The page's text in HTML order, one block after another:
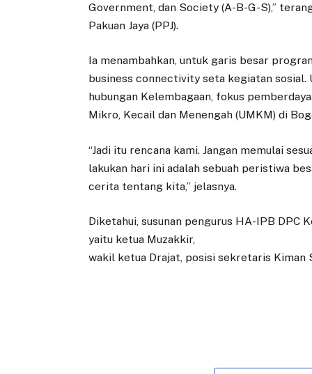
Government, dan Society (A-B-G-S),”
Pakuan Jaya (PPJ).
Ia menambahkan, untuk garis besar
business connectivity seta kegiatan
hubungan Kelembagaan, fokus
Mikro, Kecail dan Menengah (UMKM) di
“Jadi itu rencana kami. Jangan memulai
lakukan hari ini adalah sebuah peristiwa
cerita tentang kita,” jelasnya.
Diketahui, susunan pengurus HA-IPB DPC
yaitu ketua Muzakkir,
wakil ketua Drajat, posisi sekretaris Kiman